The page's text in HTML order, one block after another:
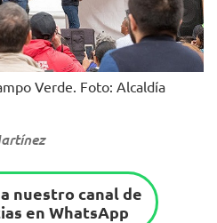
Verde. Foto: Alcaldía
nuestro canal de
en WhatsApp